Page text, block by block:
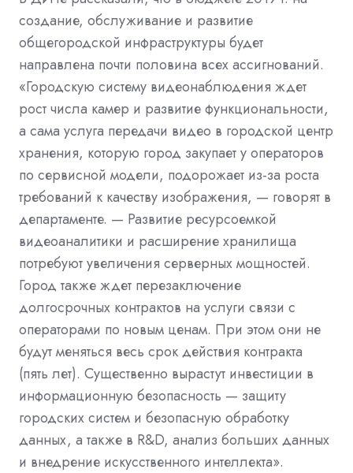
создание, обслуживание и развитие
общегородской инфраструктуры будет
направлена почти половина всех ассигнований.
«Городскую систему видеонаблюдения ждет
рост числа камер и развитие функциональности,
а сама услуга передачи видео в городской центр
хранения, которую город закупает у операторов
по сервисной модели, подорожает из-за роста
требований к качеству изображения, — говорят в
департаменте. — Развитие ресурсоемкой
видеоаналитики и расширение хранилища
потребуют увеличения серверных мощностей.
Город также ждет перезаключение
долгосрочных контрактов на услуги связи с
операторами по новым ценам. При этом они не
будут меняться весь срок действия контракта
(пять лет). Существенно вырастут инвестиции в
информационную безопасность — защиту
городских систем и безопасную обработку
данных, а также в R&D, анализ больших данных
и внедрение искусственного интеллекта».